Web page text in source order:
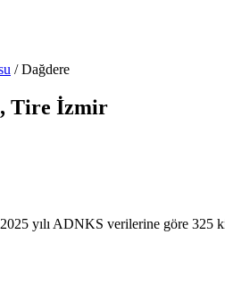
/Dağdere
Tire İzmir
yılı ADNKS verilerine göre